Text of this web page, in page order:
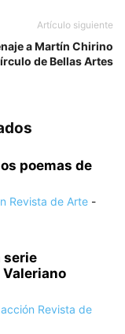
Artículo siguiente
a Martín Chirino
de Bellas Artes
poemas de
Revista de Arte -
serie
Revista de